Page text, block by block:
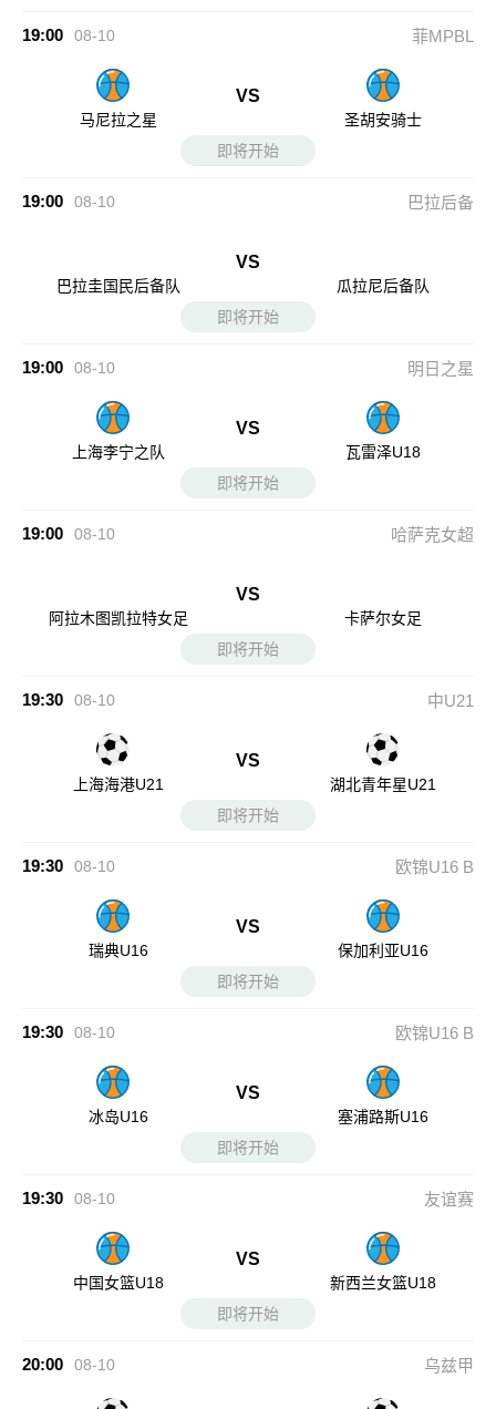
19:00 08-10 菲MPBL
马尼拉之星
VS
圣胡安骑士
即将开始
19:00 08-10 巴拉后备
巴拉圭国民后备队
VS
瓜拉尼后备队
即将开始
19:00 08-10 明日之星
上海李宁之队
VS
瓦雷泽U18
即将开始
19:00 08-10 哈萨克女超
阿拉木图凯拉特女足
VS
卡萨尔女足
即将开始
19:30 08-10 中U21
上海海港U21
VS
湖北青年星U21
即将开始
19:30 08-10 欧锦U16 B
瑞典U16
VS
保加利亚U16
即将开始
19:30 08-10 欧锦U16 B
冰岛U16
VS
塞浦路斯U16
即将开始
19:30 08-10 友谊赛
中国女篮U18
VS
新西兰女篮U18
即将开始
20:00 08-10 乌兹甲